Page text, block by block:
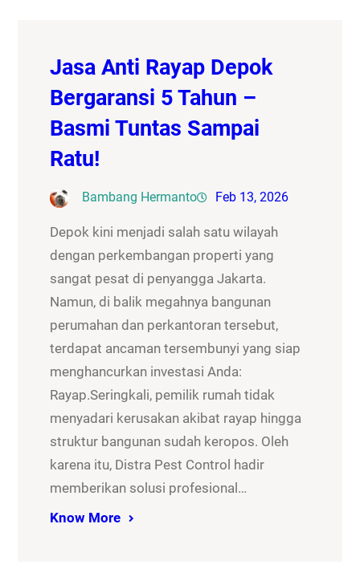
Jasa Anti Rayap Depok
Bergaransi 5 Tahun –
Basmi Tuntas Sampai
Ratu!
Bambang Hermanto Feb 13, 2026
Depok kini menjadi salah satu wilayah
dengan perkembangan properti yang
sangat pesat di penyangga Jakarta.
Namun, di balik megahnya bangunan
perumahan dan perkantoran tersebut,
terdapat ancaman tersembunyi yang siap
menghancurkan investasi Anda:
Rayap.Seringkali, pemilik rumah tidak
menyadari kerusakan akibat rayap hingga
struktur bangunan sudah keropos. Oleh
karena itu, Distra Pest Control hadir
memberikan solusi profesional…
Know More